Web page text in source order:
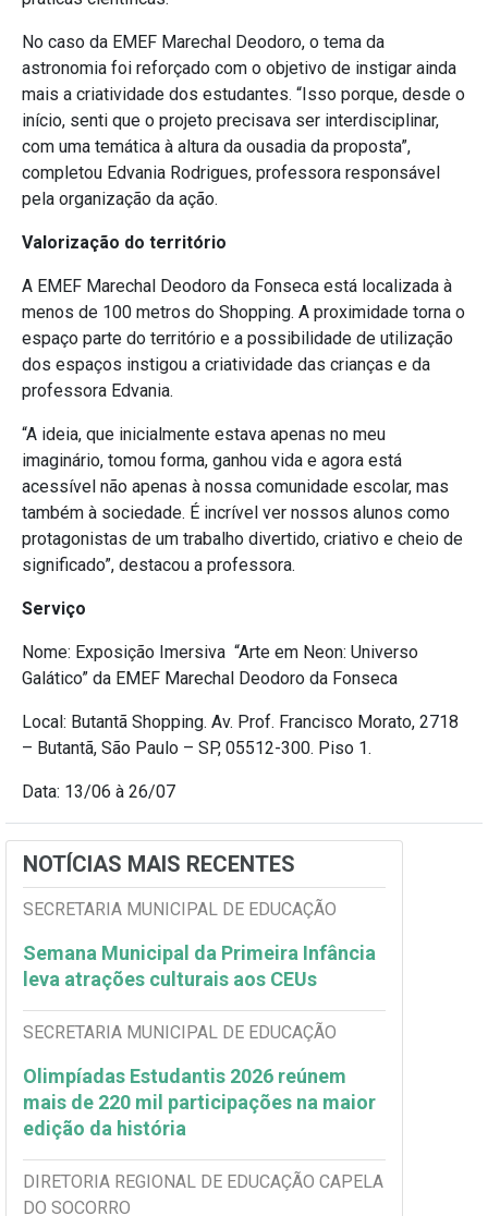
No caso da EMEF Marechal Deodoro, o tema da
astronomia foi reforçado com o objetivo de instigar ainda
mais a criatividade dos estudantes. “Isso porque, desde o
início, senti que o projeto precisava ser interdisciplinar,
com uma temática à altura da ousadia da proposta”,
completou Edvania Rodrigues, professora responsável
pela organização da ação.
Valorização do território
A EMEF Marechal Deodoro da Fonseca está localizada à
menos de 100 metros do Shopping. A proximidade torna o
espaço parte do território e a possibilidade de utilização
dos espaços instigou a criatividade das crianças e da
professora Edvania.
“A ideia, que inicialmente estava apenas no meu
imaginário, tomou forma, ganhou vida e agora está
acessível não apenas à nossa comunidade escolar, mas
também à sociedade. É incrível ver nossos alunos como
protagonistas de um trabalho divertido, criativo e cheio de
significado”, destacou a professora.
Serviço
Nome: Exposição Imersiva “Arte em Neon: Universo
Galático” da EMEF Marechal Deodoro da Fonseca
Local: Butantã Shopping. Av. Prof. Francisco Morato, 2718
– Butantã, São Paulo – SP, 05512-300. Piso 1.
Data: 13/06 à 26/07
NOTÍCIAS MAIS RECENTES
SECRETARIA MUNICIPAL DE EDUCAÇÃO
Semana Municipal da Primeira Infância
leva atrações culturais aos CEUs
SECRETARIA MUNICIPAL DE EDUCAÇÃO
Olimpíadas Estudantis 2026 reúnem
mais de 220 mil participações na maior
edição da história
DIRETORIA REGIONAL DE EDUCAÇÃO CAPELA
DO SOCORRO